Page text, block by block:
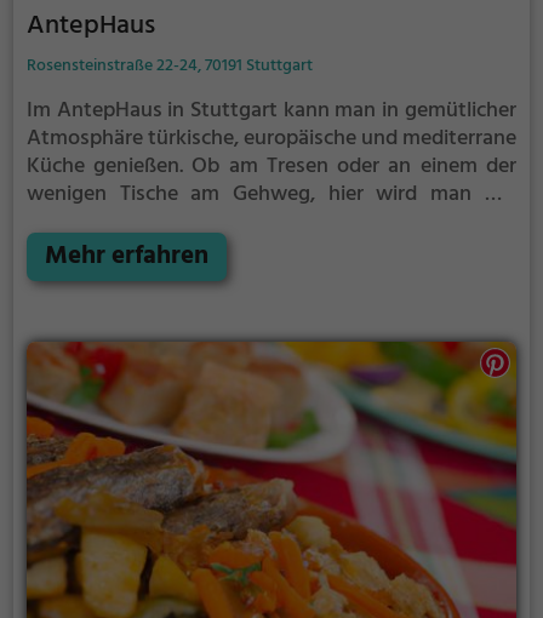
AntepHaus
Rosensteinstraße 22-24, 70191 Stuttgart
Im AntepHaus in Stuttgart kann man in gemütlicher
Atmosphäre türkische, europäische und mediterrane
Küche genießen. Ob am Tresen oder an einem der
wenigen Tische am Gehweg, hier wird man mit
verwöhnt. Auch für gesunde und halal-Speisen ist
gesorgt. Tauche ein und spüre das Ambiente,
und Speisen probiert. Ein kulinarisches Erlebnis, das
man sich nicht entgehen lassen sollte.
Mehr erfahren